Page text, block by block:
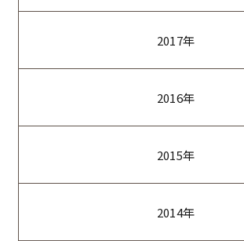
2017年
2016年
2015年
2014年